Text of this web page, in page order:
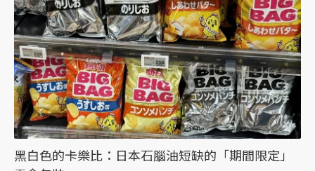
黑白色的卡樂比：日本石腦油短缺的「期間限定」